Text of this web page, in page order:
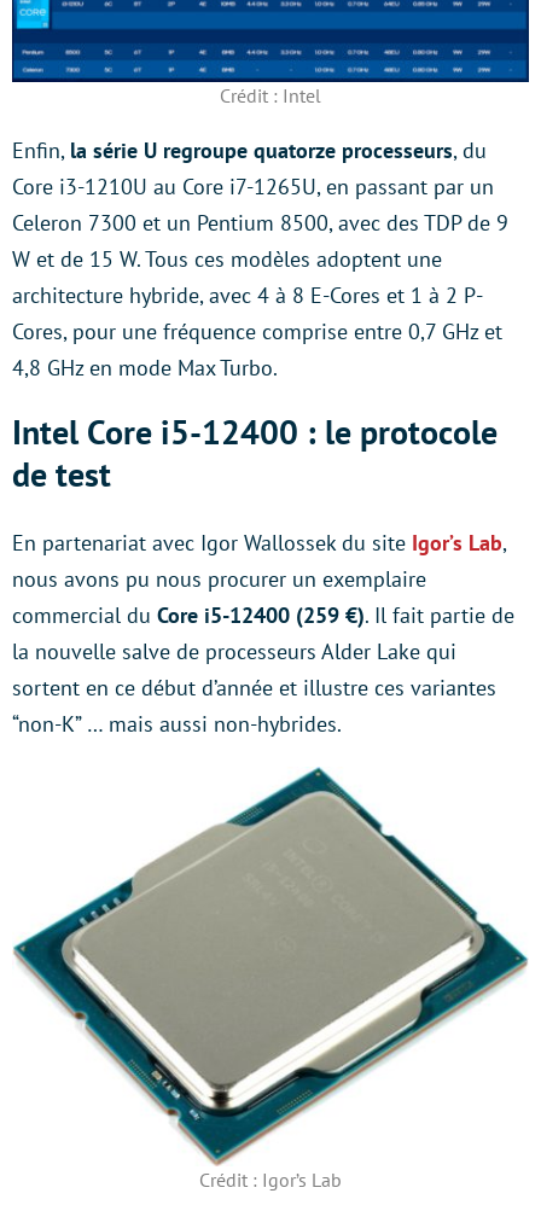
Crédit : Intel
Enfin, la série U regroupe quatorze processeurs, du
Core i3-1210U au Core i7-1265U, en passant par un
Celeron 7300 et un Pentium 8500, avec des TDP de 9
W et de 15 W. Tous ces modèles adoptent une
architecture hybride, avec 4 à 8 E-Cores et 1 à 2 P-
Cores, pour une fréquence comprise entre 0,7 GHz et
4,8 GHz en mode Max Turbo.
Intel Core i5-12400 : le protocole
de test
En partenariat avec Igor Wallossek du site Igor’s Lab,
nous avons pu nous procurer un exemplaire
commercial du Core i5-12400 (259 €). Il fait partie de
la nouvelle salve de processeurs Alder Lake qui
sortent en ce début d’année et illustre ces variantes
“non-K” … mais aussi non-hybrides.
Crédit : Igor’s Lab